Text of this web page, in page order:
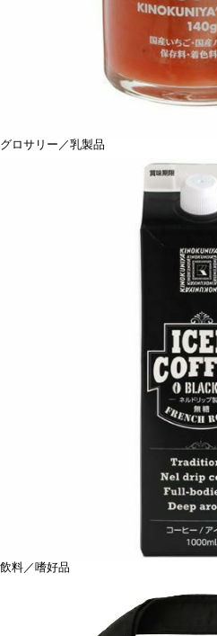
グロサリー／乳製品
飲料／嗜好品